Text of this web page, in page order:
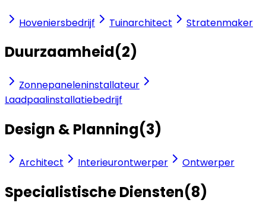
Hoveniersbedrijf Tuinarchitect Stratenmaker
Duurzaamheid(2)
Zonnepaneleninstallateur
Laadpaalinstallatiebedrijf
Design & Planning(3)
Architect Interieurontwerper Ontwerper
Specialistische Diensten(8)